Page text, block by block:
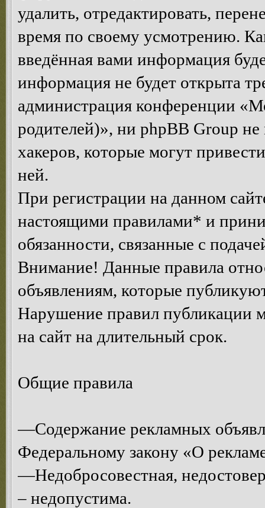
удалить, отредактировать,
время по своему усмотрению.
введённая вами информация
информация не будет открыта
администрация конференции
родителей)», ни phpBB Group не
хакеров, которые могут
ней.
При регистрации на данном
настоящими правилами* и
обязанности, связанные с
Внимание! Данные правила
объявлениям, которые
Нарушение правил публикации
на сайт на длительный срок.
Общие правила
—Содержание рекламных
Федеральному закону «О
—Недобросовестная,
– недопустима.